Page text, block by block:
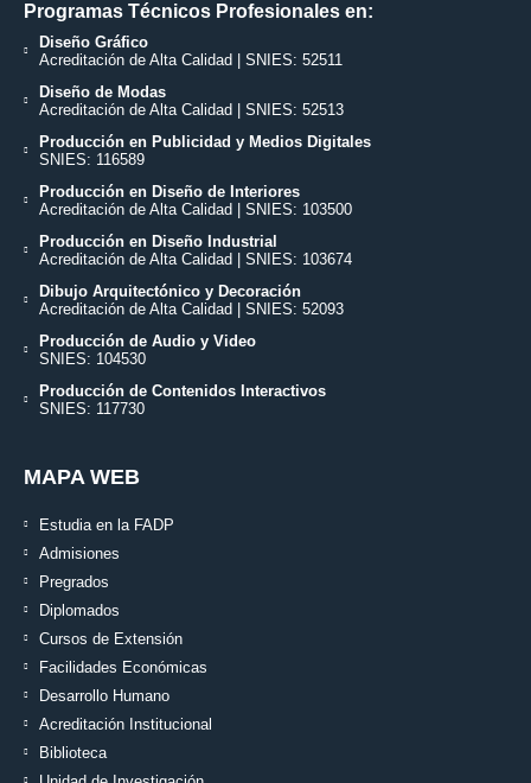
Programas Técnicos Profesionales en:
Diseño Gráfico
Acreditación de Alta Calidad | SNIES: 52511
Diseño de Modas
Acreditación de Alta Calidad | SNIES: 52513
Producción en Publicidad y Medios Digitales
SNIES: 116589
Producción en Diseño de Interiores
Acreditación de Alta Calidad | SNIES: 103500
Producción en Diseño Industrial
Acreditación de Alta Calidad | SNIES: 103674
Dibujo Arquitectónico y Decoración
Acreditación de Alta Calidad | SNIES: 52093
Producción de Audio y Video
SNIES: 104530
Producción de Contenidos Interactivos
SNIES: 117730
MAPA WEB
Estudia en la FADP
Admisiones
Pregrados
Diplomados
Cursos de Extensión
Facilidades Económicas
Desarrollo Humano
Acreditación Institucional
Biblioteca